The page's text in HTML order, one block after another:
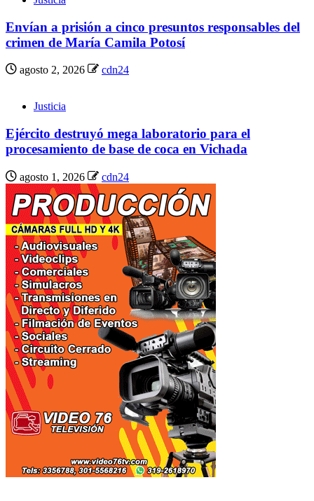
Envían a prisión a cinco presuntos responsables del
crimen de María Camila Potosí
agosto 2, 2026 cdn24
Justicia
Ejército destruyó mega laboratorio para el
procesamiento de base de coca en Vichada
agosto 1, 2026 cdn24